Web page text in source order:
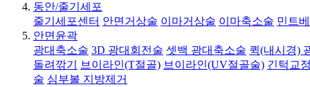
동안/줄기세포
줄기세포센터 안면거상술 이마거상술 이마축소술 민트
안면윤곽
광대축소술 3D 광대회전술 셋백 광대축소술 퀵(내시경)
돌려깎기
브이라인(T절골) 브이라인(UV절골술) 긴턱교
술 심부볼 지방제거